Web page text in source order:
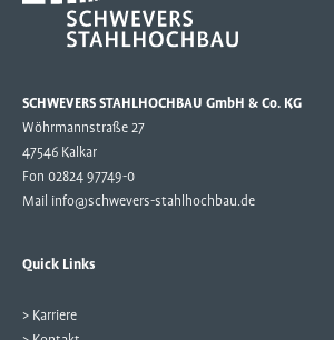
SCHWEVERS STAHLHOCHBAU GmbH & Co. KG
Wöhrmannstraße 27
47546 Kalkar
Fon 02824 97749-0
Mail info@schwevers-stahlhochbau.de
Quick Links
> Karriere